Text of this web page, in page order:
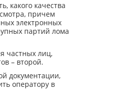
какого качества
причем
электронных
партий лома
частных лиц,
– второй.
документации,
оператору в